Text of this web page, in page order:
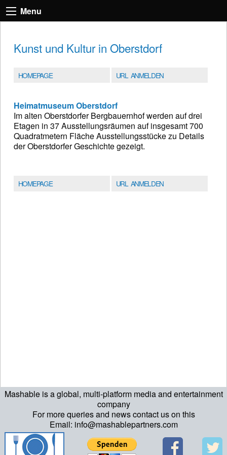
Mashable is a global, multi-platform media and entertainment
company
For more queries and news contact us on this
Email: info@mashablepartners.com
Menu
Kunst und Kultur in Oberstdorf
HOMEPAGE URL ANMELDEN
Heimatmuseum Oberstdorf
Im alten Oberstdorfer Bergbauernhof werden auf drei
Etagen in 37 Ausstellungsräumen auf insgesamt 700
Quadratmetern Fläche Ausstellungsstücke zu Details
der Oberstdorfer Geschichte gezeigt.
HOMEPAGE URL ANMELDEN